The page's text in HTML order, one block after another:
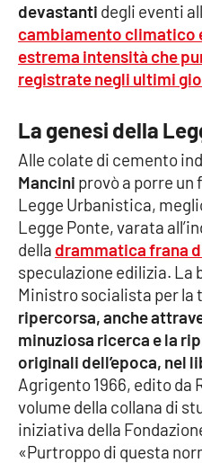
Cronaca
Cultura
Politica
Sanità
Società
Sport
RUBRICHE
Good Morning Vietnam
Parchi Marini Calabria
devastanti degli eventi
cambiamento climatico
estrema intensità che
registrate negli ultimi
La genesi della
Alle colate di cemento
Mancini provò a porre un
Legge Urbanistica,
Legge Ponte, varata
della drammatica frana
speculazione edilizia. La
Ministro socialista per
ripercorsa, anche
minuziosa ricerca e la
originali dell’epoca, nel
Agrigento 1966, edito da
volume della collana di
iniziativa della
«Purtroppo di questa